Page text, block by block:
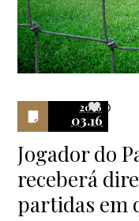
2016
03.16
0
Jogador do
receberá
partidas em